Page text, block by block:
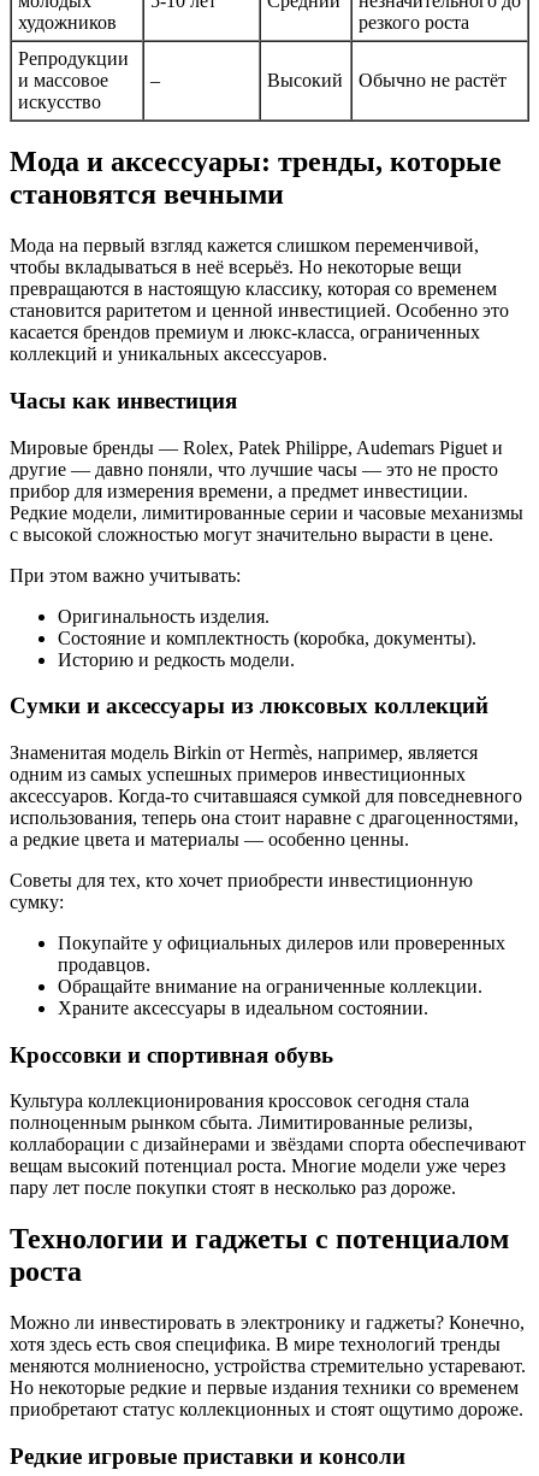
художников
резкого роста
Репродукции
и массовое
искусство
– Высокий Обычно не растёт
Мода и аксессуары: тренды, которые
становятся вечными
Мода на первый взгляд кажется слишком переменчивой,
чтобы вкладываться в неё всерьёз. Но некоторые вещи
превращаются в настоящую классику, которая со временем
становится раритетом и ценной инвестицией. Особенно это
касается брендов премиум и люкс-класса, ограниченных
коллекций и уникальных аксессуаров.
Часы как инвестиция
Мировые бренды — Rolex, Patek Philippe, Audemars Piguet и
другие — давно поняли, что лучшие часы — это не просто
прибор для измерения времени, а предмет инвестиции.
Редкие модели, лимитированные серии и часовые механизмы
с высокой сложностью могут значительно вырасти в цене.
При этом важно учитывать:
Оригинальность изделия.
Состояние и комплектность (коробка, документы).
Историю и редкость модели.
Сумки и аксессуары из люксовых коллекций
Знаменитая модель Birkin от Hermès, например, является
одним из самых успешных примеров инвестиционных
аксессуаров. Когда-то считавшаяся сумкой для повседневного
использования, теперь она стоит наравне с драгоценностями,
а редкие цвета и материалы — особенно ценны.
Советы для тех, кто хочет приобрести инвестиционную
сумку:
Покупайте у официальных дилеров или проверенных
продавцов.
Обращайте внимание на ограниченные коллекции.
Храните аксессуары в идеальном состоянии.
Кроссовки и спортивная обувь
Культура коллекционирования кроссовок сегодня стала
полноценным рынком сбыта. Лимитированные релизы,
коллаборации с дизайнерами и звёздами спорта обеспечивают
вещам высокий потенциал роста. Многие модели уже через
пару лет после покупки стоят в несколько раз дороже.
Технологии и гаджеты с потенциалом
роста
Можно ли инвестировать в электронику и гаджеты? Конечно,
хотя здесь есть своя специфика. В мире технологий тренды
меняются молниеносно, устройства стремительно устаревают.
Но некоторые редкие и первые издания техники со временем
приобретают статус коллекционных и стоят ощутимо дороже.
Редкие игровые приставки и консоли